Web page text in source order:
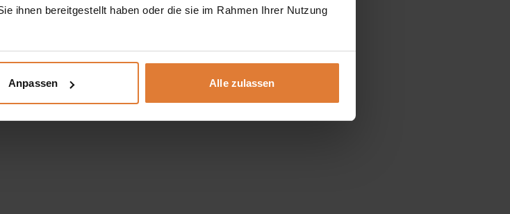
ihnen bereitgestellt haben oder die sie im Rahmen Ihrer Nutzung
Anpassen Alle zulassen